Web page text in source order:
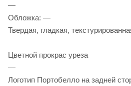
—
Обложка: —
Твердая, гладкая,
—
Цветной прокрас уреза
—
Логотип Портобелло на задней